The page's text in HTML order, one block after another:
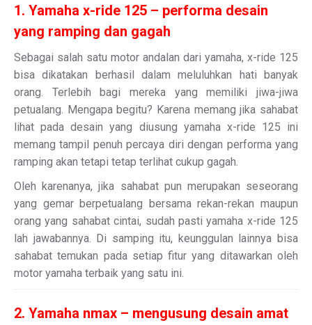
1. Yamaha x-ride 125 – performa desain
yang ramping dan gagah
Sebagai salah satu motor andalan dari yamaha, x-ride 125
bisa dikatakan berhasil dalam meluluhkan hati banyak
orang. Terlebih bagi mereka yang memiliki jiwa-jiwa
petualang. Mengapa begitu? Karena memang jika sahabat
lihat pada desain yang diusung yamaha x-ride 125 ini
memang tampil penuh percaya diri dengan performa yang
ramping akan tetapi tetap terlihat cukup gagah.
Oleh karenanya, jika sahabat pun merupakan seseorang
yang gemar berpetualang bersama rekan-rekan maupun
orang yang sahabat cintai, sudah pasti yamaha x-ride 125
lah jawabannya. Di samping itu, keunggulan lainnya bisa
sahabat temukan pada setiap fitur yang ditawarkan oleh
motor yamaha terbaik yang satu ini.
2. Yamaha nmax – mengusung desain amat